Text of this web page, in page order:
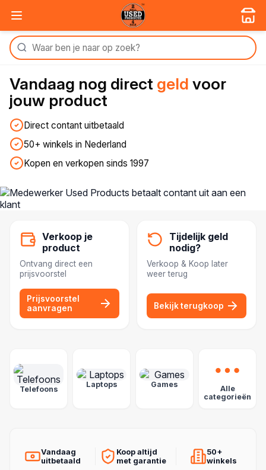
Vandaag nog direct geld voor
jouw product
Direct contant uitbetaald
50+ winkels in Nederland
Kopen en verkopen sinds 1997
Verkoop je
product
Ontvang direct een
prijsvoorstel
Prijsvoorstel
aanvragen
Tijdelijk geld
nodig?
Verkoop & Koop later
weer terug
Bekijk terugkoop
Telefoons
Laptops Games
Alle
categorieën
Vandaag
uitbetaald
Koop altijd
met garantie
50+
winkels